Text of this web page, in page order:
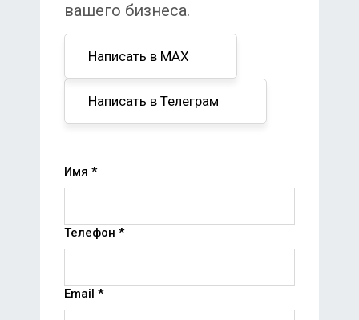
вашего бизнеса.
Написать в MAX
Написать в Телеграм
Имя *
Телефон *
Email *